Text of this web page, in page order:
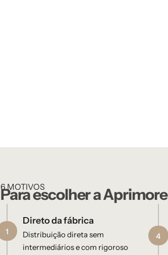
6 MOTIVOS
Para escolher a Aprimore
1
Direto da fábrica
Distribuição direta sem
intermediários e com rigoroso
4